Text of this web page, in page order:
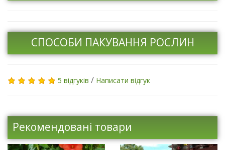
СПОСОБИ ПАКУВАННЯ РОСЛИН
5 відгуків / Написати відгук
Рекомендовані товари